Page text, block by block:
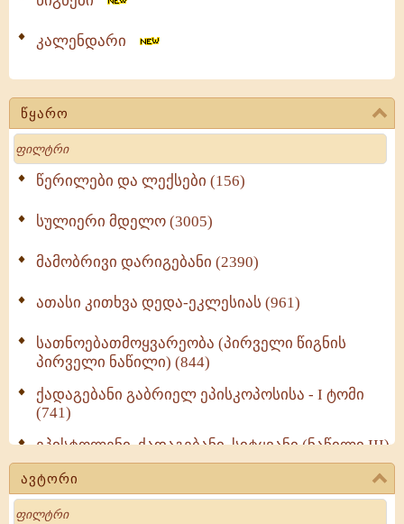
კალენდარი
წყარო
Search
წერილები და ლექსები (156)
სულიერი მდელო (3005)
მამობრივი დარიგებანი (2390)
ათასი კითხვა დედა-ეკლესიას (961)
სათნოებათმოყვარეობა (პირველი წიგნის
პირველი ნაწილი) (844)
ქადაგებანი გაბრიელ ეპისკოპოსისა - I ტომი
(741)
ეპისტოლენი, ქადაგებანი, სიტყვანი (ნაწილი III)
(723)
მოძღვრის ძალზე სასარგებლო რჩევები
მრევლისათვის (545)
ავტორი
Search